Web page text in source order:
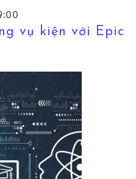
vụ kiện với Epic